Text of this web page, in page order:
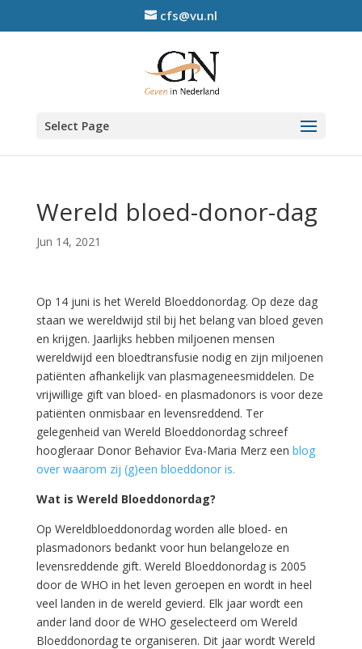
cfs@vu.nl
Select Page
Wereld bloed-donor-dag
Jun 14, 2021
Op 14 juni is het Wereld Bloeddonordag. Op deze dag
staan we wereldwijd stil bij het belang van bloed geven
en krijgen. Jaarlijks hebben miljoenen mensen
wereldwijd een bloedtransfusie nodig en zijn miljoenen
patiënten afhankelijk van plasmageneesmiddelen. De
vrijwillige gift van bloed- en plasmadonors is voor deze
patiënten onmisbaar en levensreddend. Ter
gelegenheid van Wereld Bloeddonordag schreef
hoogleraar Donor Behavior Eva-Maria Merz een blog
over waarom zij (g)een bloeddonor is.
Wat is Wereld Bloeddonordag?
Op Wereldbloeddonordag worden alle bloed- en
plasmadonors bedankt voor hun belangeloze en
levensreddende gift. Wereld Bloeddonordag is 2005
door de WHO in het leven geroepen en wordt in heel
veel landen in de wereld gevierd. Elk jaar wordt een
ander land door de WHO geselecteerd om Wereld
Bloeddonordag te organiseren. Dit jaar wordt Wereld